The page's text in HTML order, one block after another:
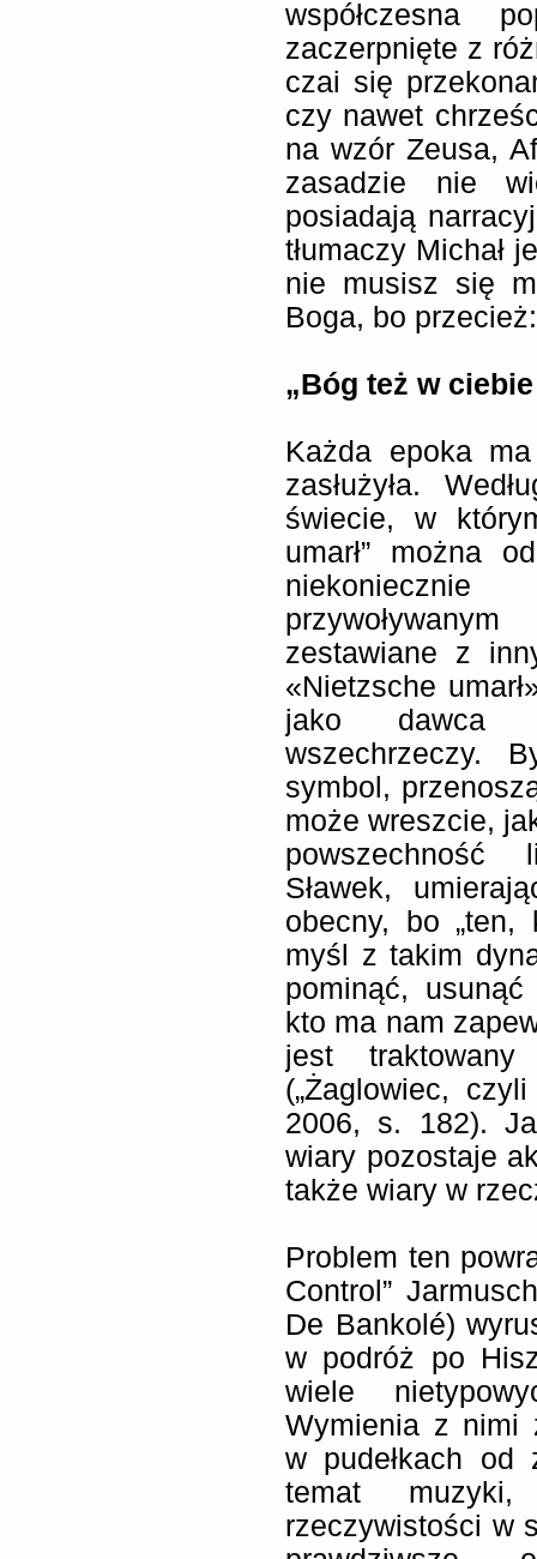
współczesna
zaczerpnięte z
czai się
czy nawet
na wzór Zeusa,
zasadzie nie
posiadają
tłumaczy Michał
nie musisz się
Boga, bo przecież:
„Bóg też w
Każda epoka
zasłużyła.
świecie, w
umarł” można
zestawiane z
«Nietzsche
jako dawca
wszechrzeczy.
symbol,
może wreszcie,
powszechność
Sławek,
obecny, bo
myśl z takim
pominąć,
kto ma nam
jest traktowany
(„Żaglowiec,
2006, s. 182).
wiary pozostaje
także wiary w
Problem ten
Control”
De Bankolé)
w podróż po
wiele
Wymienia z nimi
w pudełkach od
temat
rzeczywistości w